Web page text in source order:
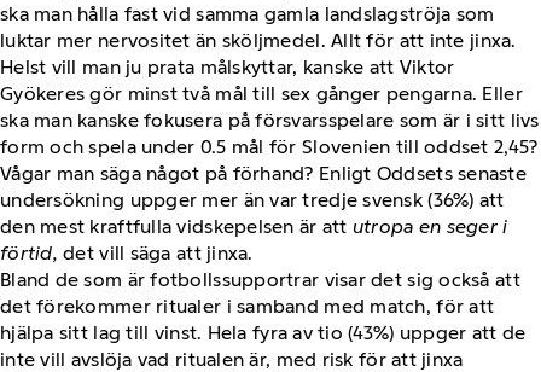
ska man hålla fast vid samma gamla landslagströja som
luktar mer nervositet än sköljmedel. Allt för att inte jinxa.
Helst vill man ju prata målskyttar, kanske att Viktor
Gyökeres gör minst två mål till sex gånger pengarna. Eller
ska man kanske fokusera på försvarsspelare som är i sitt livs
form och spela under 0.5 mål för Slovenien till oddset 2,45?
Vågar man säga något på förhand? Enligt Oddsets senaste
undersökning uppger mer än var tredje svensk (36%) att
den mest kraftfulla vidskepelsen är att utropa en seger i
förtid,det vill säga att jinxa.
Bland de som är fotbollssupportrar visar det sig också att
det förekommer ritualer i samband med match, för att
hjälpa sitt lag till vinst. Hela fyra av tio (43%) uppger att de
inte vill avslöja vad ritualen är, med risk för att jinxa